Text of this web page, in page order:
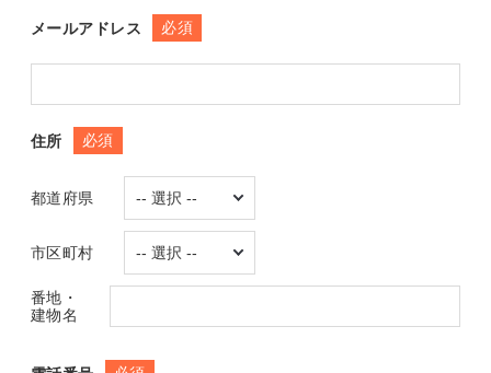
メールアドレス 必須
住所 必須
都道府県
市区町村
番地・
建物名